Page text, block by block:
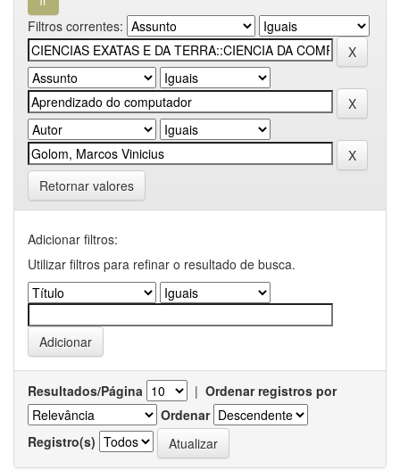
Filtros correntes:
Retornar valores
Adicionar filtros:
Utilizar filtros para refinar o resultado de busca.
Resultados/Página | Ordenar registros por
Ordenar
Registro(s)